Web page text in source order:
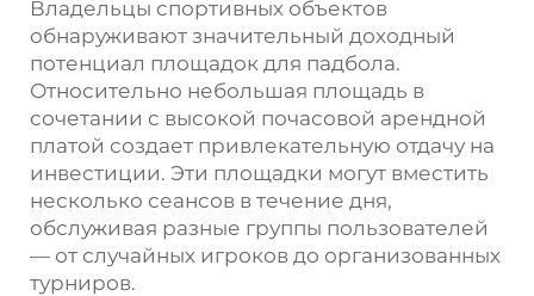
Владельцы спортивных объектов
обнаруживают значительный доходный
потенциал площадок для падбола.
Относительно небольшая площадь в
сочетании с высокой почасовой арендной
платой создает привлекательную отдачу на
инвестиции. Эти площадки могут вместить
несколько сеансов в течение дня,
обслуживая разные группы пользователей
— от случайных игроков до организованных
турниров.